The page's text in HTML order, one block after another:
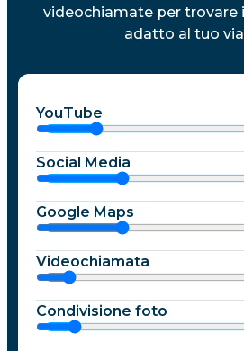
videochiamate per trovare
adatto al tuo
YouTube
Social Media
Google Maps
Videochiamata
Condivisione foto